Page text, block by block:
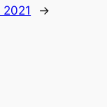
2021
→